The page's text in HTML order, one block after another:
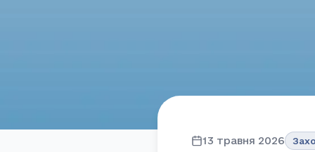
13 травня 2026